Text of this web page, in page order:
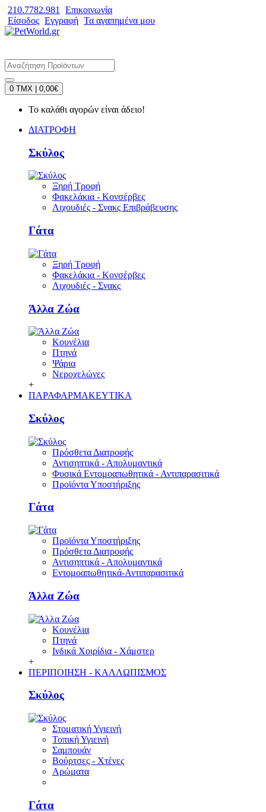
210.7782.981
Επικοινωνία
Είσοδος Εγγραφή Τα αγαπημένα μου
0 TMX | 0,00€
Το καλάθι αγορών είναι άδειο!
ΔΙΑΤΡΟΦΗ
Σκύλος
Ξηρή Τροφή
Φακελάκια - Κονσέρβες
Λιχουδιές - Σνακς Επιβράβευσης
Γάτα
Ξηρή Τροφή
Φακελάκια - Κονσέρβες
Λιχουδιές - Σνακς
Άλλα Ζώα
Κουνέλια
Πτηνά
Ψάρια
Νεροχελώνες
+
ΠΑΡΑΦΑΡΜΑΚΕΥΤΙΚΑ
Σκύλος
Πρόσθετα Διατροφής
Αντισηπτικά - Απολυμαντικά
Φυσικά Εντομοαπωθητικά - Αντιπαρασιτικά
Προϊόντα Υποστήριξης
Γάτα
Προϊόντα Υποστήριξης
Πρόσθετα Διατροφής
Αντισηπτικά - Απολυμαντικά
Εντομοαπωθητικά-Αντιπαρασιτικά
Άλλα Ζώα
Κουνέλια
Πτηνά
Ινδικά Χοιρίδια - Χάμστερ
+
ΠΕΡΙΠΟΙΗΣΗ - ΚΑΛΛΩΠΙΣΜΟΣ
Σκύλος
Στοματική Υγιεινή
Τοπική Υγιεινή
Σαμπουάν
Βούρτσες - Χτένες
Αρώματα
Γάτα